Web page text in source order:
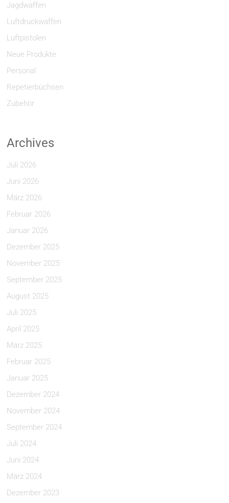
Jagdwaffen
Luftdruckwaffen
Luftpistolen
Neue Produkte
Personal
Repetierbüchsen
Zubehör
Archives
Juli 2026
Juni 2026
März 2026
Februar 2026
Januar 2026
Dezember 2025
November 2025
September 2025
August 2025
Juli 2025
April 2025
März 2025
Februar 2025
Januar 2025
Dezember 2024
November 2024
September 2024
Juli 2024
Juni 2024
März 2024
Dezember 2023